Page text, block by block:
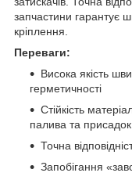
запчастини гарантує
кріплення.
Переваги:
Висока якість
герметичності
Стійкість
палива та присадок
Точна
Запобігання